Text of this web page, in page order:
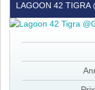
42
Tigra
LAGOON 42 TIGRA